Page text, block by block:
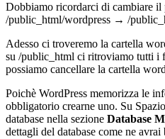
Dobbiamo ricordarci di cambiare il
/public_html/wordpress → /
Adesso ci troveremo la cartella
su /public_html ci ritroviamo tutti i
possiamo cancellare la cartella
Poichè WordPress memorizza le
obbligatorio crearne uno. Su
database nella sezione Database
dettagli del database come ne